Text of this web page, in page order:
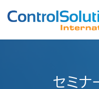
へ
ョ
セミナ